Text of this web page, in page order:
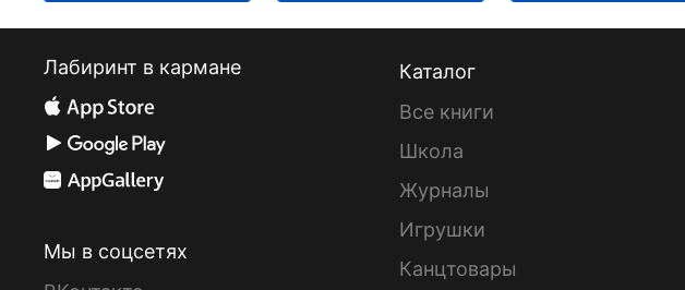
Лабиринт в кармане
Мы в соцсетях
Каталог
Все книги
Школа
Журналы
Игрушки
Канцтовары